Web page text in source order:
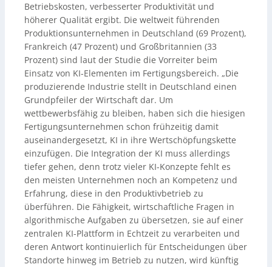
Betriebskosten, verbesserter Produktivität und
höherer Qualität ergibt. Die weltweit führenden
Produktionsunternehmen in Deutschland (69 Prozent),
Frankreich (47 Prozent) und Großbritannien (33
Prozent) sind laut der Studie die Vorreiter beim
Einsatz von KI-Elementen im Fertigungsbereich. „Die
produzierende Industrie stellt in Deutschland einen
Grundpfeiler der Wirtschaft dar. Um
wettbewerbsfähig zu bleiben, haben sich die hiesigen
Fertigungsunternehmen schon frühzeitig damit
auseinandergesetzt, KI in ihre Wertschöpfungskette
einzufügen. Die Integration der KI muss allerdings
tiefer gehen, denn trotz vieler KI-Konzepte fehlt es
den meisten Unternehmen noch an Kompetenz und
Erfahrung, diese in den Produktivbetrieb zu
überführen. Die Fähigkeit, wirtschaftliche Fragen in
algorithmische Aufgaben zu übersetzen, sie auf einer
zentralen KI-Plattform in Echtzeit zu verarbeiten und
deren Antwort kontinuierlich für Entscheidungen über
Standorte hinweg im Betrieb zu nutzen, wird künftig